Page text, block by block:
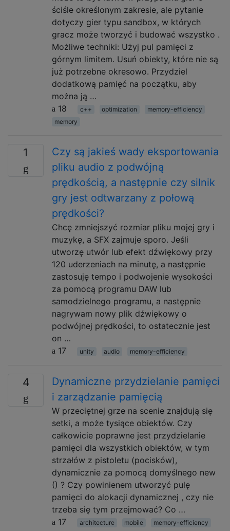
ściśle określonym zakresie, ale pytanie
dotyczy gier typu sandbox, w których
gracz może tworzyć i budować wszystko .
Możliwe techniki: Użyj pul pamięci z
górnym limitem. Usuń obiekty, które nie są
już potrzebne okresowo. Przydziel
dodatkową pamięć na początku, aby
można ją …
18
c++ optimization
memory-efficiency
memory
1
Czy są jakieś wady eksportowania
pliku audio z podwójną
prędkością, a następnie czy silnik
gry jest odtwarzany z połową
prędkości?
Chcę zmniejszyć rozmiar pliku mojej gry i
muzykę, a SFX zajmuje sporo. Jeśli
utworzę utwór lub efekt dźwiękowy przy
120 uderzeniach na minutę, a następnie
zastosuję tempo i podwojenie wysokości
za pomocą programu DAW lub
samodzielnego programu, a następnie
nagrywam nowy plik dźwiękowy o
podwójnej prędkości, to ostatecznie jest
on …
17
unity audio memory-efficiency
4
Dynamiczne przydzielanie pamięci
i zarządzanie pamięcią
W przeciętnej grze na scenie znajdują się
setki, a może tysiące obiektów. Czy
całkowicie poprawne jest przydzielanie
pamięci dla wszystkich obiektów, w tym
strzałów z pistoletu (pocisków),
dynamicznie za pomocą domyślnego new
() ? Czy powinienem utworzyć pulę
pamięci do alokacji dynamicznej , czy nie
trzeba się tym przejmować? Co …
17
architecture mobile memory-efficiency